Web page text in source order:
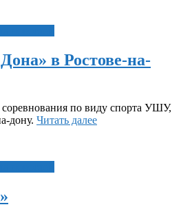
в Ростове-на-
по виду спорта УШУ,
дону. Читать далее